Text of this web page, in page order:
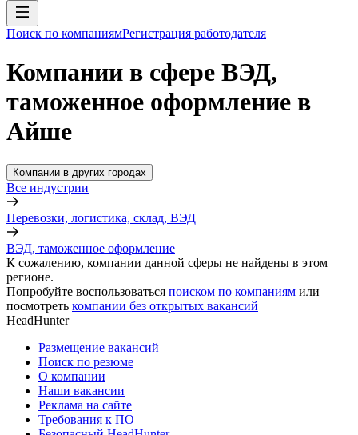
Поиск по компаниямРегистрация работодателя
Компании в сфере ВЭД,
таможенное оформление в
Айше
Компании в других городах
Все индустрии
Перевозки, логистика, склад, ВЭД
ВЭД, таможенное оформление
К сожалению, компании данной сферы не найдены в этом
регионе.
Попробуйте воспользоваться поиском по компаниям или
посмотреть компании без открытых вакансий
HeadHunter
Размещение вакансий
Поиск по резюме
О компании
Наши вакансии
Реклама на сайте
Требования к ПО